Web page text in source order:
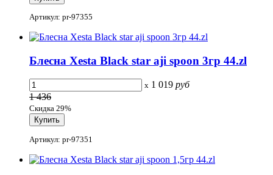
Артикул: pr-97355
Блесна Xesta Black star aji spoon 3гр 44.zl
x 1 019 руб
1 436
Скидка 29%
Артикул: pr-97351